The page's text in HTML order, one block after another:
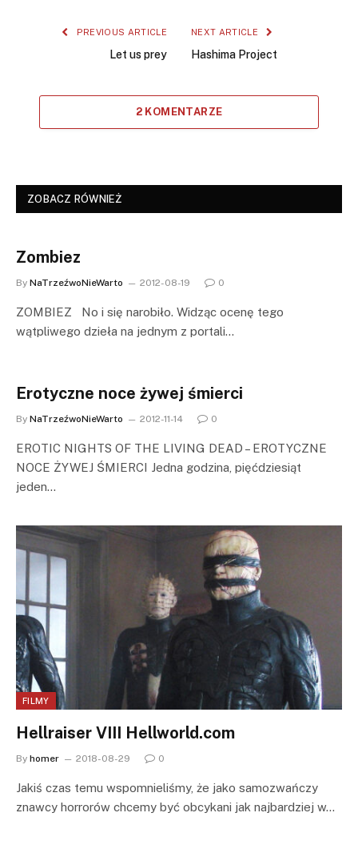
PREVIOUS ARTICLE
Let us prey
NEXT ARTICLE
Hashima Project
2 KOMENTARZE
ZOBACZ RÓWNIEŻ
Zombiez
By NaTrzeźwoNieWarto 2012-08-19 0
ZOMBIEZ No i się narobiło. Widząc ocenę tego
wątpliwego dzieła na jednym z portali…
Erotyczne noce żywej śmierci
By NaTrzeźwoNieWarto 2012-11-14 0
EROTIC NIGHTS OF THE LIVING DEAD – EROTYCZNE
NOCE ŻYWEJ ŚMIERCI Jedna godzina, pięćdziesiąt
jeden…
FILMY
Hellraiser VIII Hellworld.com
By homer 2018-08-29 0
Jakiś czas temu wspomnieliśmy, że jako samozwańczy
znawcy horrorów chcemy być obcykani jak najbardziej w…